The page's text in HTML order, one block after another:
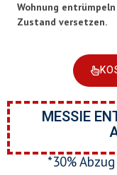
Wohnung
Zustand versetzen.
MESSIE
*30%